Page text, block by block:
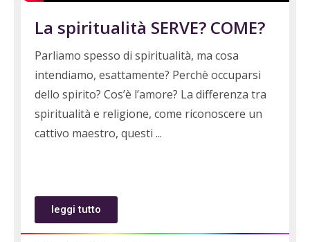
La spiritualità SERVE? COME?
Parliamo spesso di spiritualità, ma cosa
intendiamo, esattamente? Perchè occuparsi
dello spirito? Cos’è l’amore? La differenza tra
spiritualità e religione, come riconoscere un
cattivo maestro, questi
leggi tutto